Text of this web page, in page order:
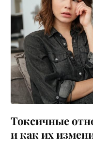
Токсичные
и как их